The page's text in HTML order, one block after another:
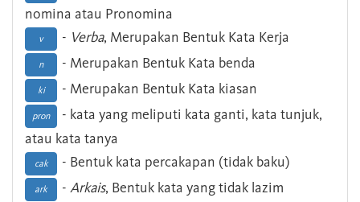
nomina atau Pronomina
v - Verba, Merupakan Bentuk Kata Kerja
n - Merupakan Bentuk Kata benda
ki - Merupakan Bentuk Kata kiasan
pron
- kata yang meliputi kata ganti, kata tunjuk,
atau kata tanya
cak - Bentuk kata percakapan (tidak baku)
ark - Arkais, Bentuk kata yang tidak lazim